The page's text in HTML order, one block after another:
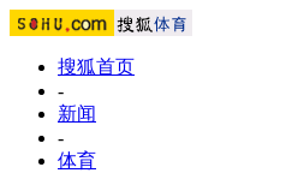
搜狐首页
-
新闻
-
体育